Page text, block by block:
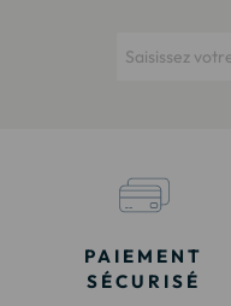
PAIEMENT
SÉCURISÉ